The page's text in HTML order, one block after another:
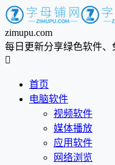
zimupu.com
每日更新分享绿色软件、

首页
电脑软件
视频软件
媒体播放
应用软件
网络浏览